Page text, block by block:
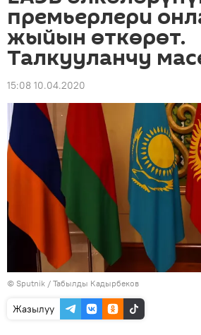
премьерлери
жыйын өткөрөт.
Талкууланчу
15:08 10.04.2020
© Sputnik / Табылды Кадырбеков
Жазылуу